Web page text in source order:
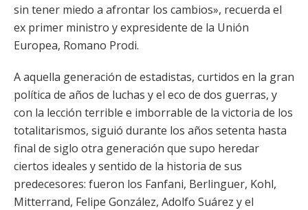
sin tener miedo a afrontar los cambios», recuerda el
ex primer ministro y expresidente de la Unión
Europea, Romano Prodi.
A aquella generación de estadistas, curtidos en la gran
política de años de luchas y el eco de dos guerras, y
con la lección terrible e imborrable de la victoria de los
totalitarismos, siguió durante los años setenta hasta
final de siglo otra generación que supo heredar
ciertos ideales y sentido de la historia de sus
predecesores: fueron los Fanfani, Berlinguer, Kohl,
Mitterrand, Felipe González, Adolfo Suárez y el